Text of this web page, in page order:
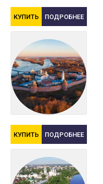
КУПИТЬ ПОДРОБНЕЕ
КУПИТЬ ПОДРОБНЕЕ